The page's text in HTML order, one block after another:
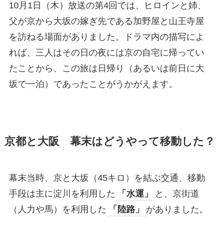
10月1日（木）放送の第4回では、ヒロインと姉、
父が京から大坂の嫁ぎ先である加野屋と山王寺屋
を訪ねる場面がありました。ドラマ内の描写によ
れば、三人はその日の夜には京の自宅に帰ってい
たことから、この旅は日帰り（あるいは前日に大
坂で一泊）であったことがうかがえます。
京都と大阪 幕末はどうやって移動した？
幕末当時、京と大坂（45キロ）を結ぶ交通、移動
手段は主に淀川を利用した
「水運」
と、京街道
（人力や馬）を利用した
「陸路」 がありました。